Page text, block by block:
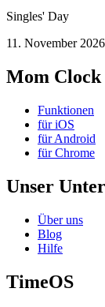
Singles' Day
11. November 2026
Mom Clock
Funktionen
für iOS
für Android
für Chrome
Unser
Über uns
Blog
Hilfe
TimeOS